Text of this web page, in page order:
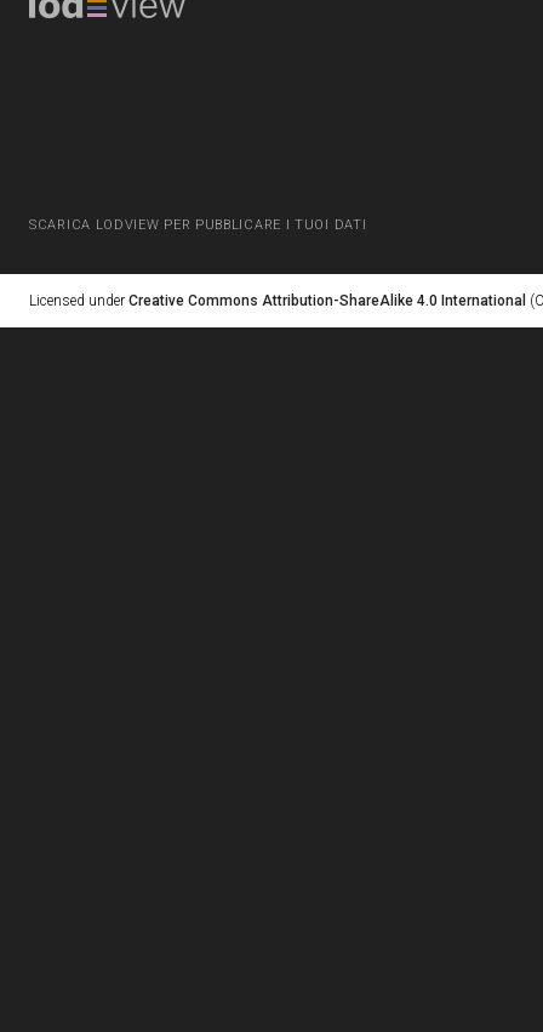
SCARICA LODVIEW PER PUBBLICARE I TUOI DATI
Licensed under Creative Commons Attribution-ShareAlike 4.0 International